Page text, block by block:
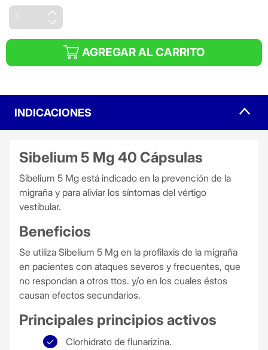
AGREGAR AL CARRITO
INDICACIONES
Sibelium 5 Mg 40 Cápsulas
Sibelium 5 Mg está indicado en la prevención de la
migraña y para aliviar los síntomas del vértigo
vestibular.
Beneficios
Se utiliza Sibelium 5 Mg en la profilaxis de la migraña
en pacientes con ataques severos y frecuentes, que
no respondan a otros ttos. y/o en los cuales éstos
causan efectos secundarios.
Principales principios activos
Clorhidrato de flunarizina.